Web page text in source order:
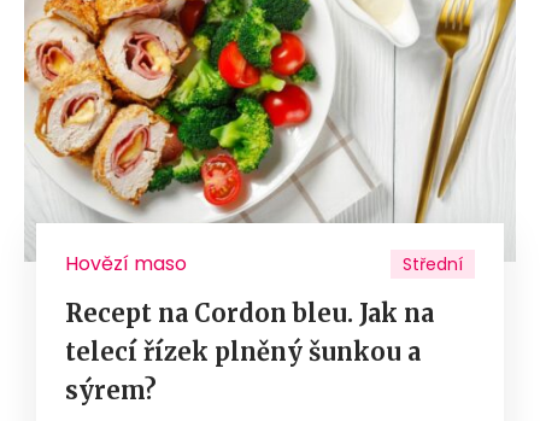
Hovězí maso Střední
Recept na Cordon bleu. Jak na
telecí řízek plněný šunkou a
sýrem?